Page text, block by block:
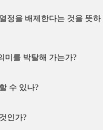
정을 배제한다는 것을 뜻하
미를 박탈해 가는가?
수 있나?
인가?